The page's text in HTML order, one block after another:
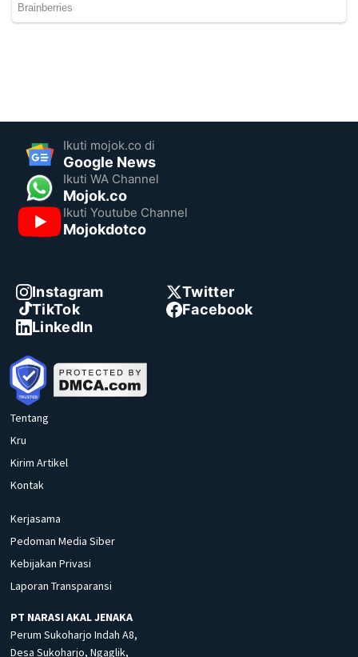
Ikuti mojok.co di
Google News
Ikuti WA Channel
Mojok.co
Ikuti Youtube Channel
Mojokdotco
Instagram
Twitter
TikTok
Facebook
LinkedIn
Tentang
Kru
Kirim Artikel
Kontak
Kerjasama
Pedoman Media Siber
Kebijakan Privasi
Laporan Transparansi
PT NARASI AKAL JENAKA
Perum Sukoharjo Indah A8,
Desa Sukoharjo, Ngaglik,